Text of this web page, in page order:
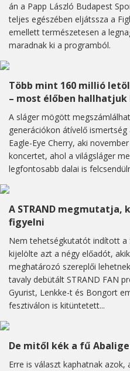
án a Papp László Budapest
teljes egészében eljátssza a
emellett természetesen a
maradnak ki a programból.
Több mint 160 millió
– most élőben hallhatjuk
A sláger mögött
generációkon átívelő ismertség
Eagle-Eye Cherry, aki
koncertet, ahol a világsláger
legfontosabb dalai is
A STRAND megmutatja,
figyelni
Nem tehetségkutatót indított a
kijelölte azt a négy előadót,
meghatározó szereplői
tavaly debütált STRAND FAN
Gyurist, Lenkke-t és Bongort
fesztiválon is kitüntetett...
De mitől kék a fű
Erre is választ kaphatnak